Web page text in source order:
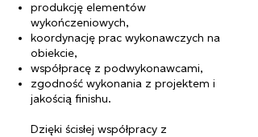
produkcję elementów
wykończeniowych,
koordynację prac wykonawczych na
obiekcie,
współpracę z podwykonawcami,
zgodność wykonania z projektem i
jakością finishu.
Dzięki ścisłej współpracy z